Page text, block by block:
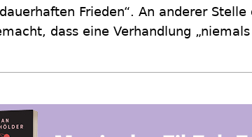
Frieden“. An anderer
dass eine Verhandlung